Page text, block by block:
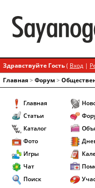
Здравствуйте Гость( Вход |
Главная> Форум>
Главная
Статьи
Каталог
Фото
Игры
Чат
Поиск